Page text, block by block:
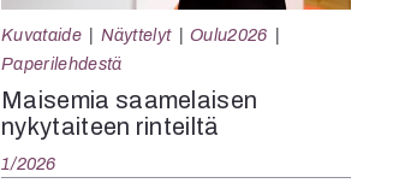
Kuvataide Näyttelyt
Oulu2026
Paperilehdestä
Maisemia saamelaisen
nykytaiteen rinteiltä
1/2026